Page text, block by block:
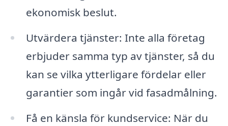
ekonomisk beslut.
Utvärdera tjänster: Inte alla företag
erbjuder samma typ av tjänster, så du
kan se vilka ytterligare fördelar eller
garantier som ingår vid fasadmålning.
Få en känsla för kundservice: När du